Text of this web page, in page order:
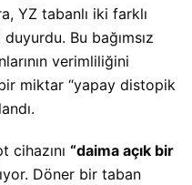
YZ tabanlı iki farklı
Bu bağımsız
verimliliğini
miktar “yapay distopik
cihazını “daima açık bir
Döner bir taban